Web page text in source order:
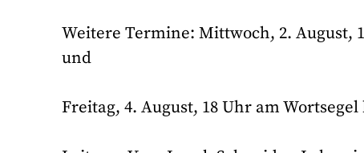
Weitere Termine: Mittwoch, 2. August,
und
Freitag, 4. August, 18 Uhr am